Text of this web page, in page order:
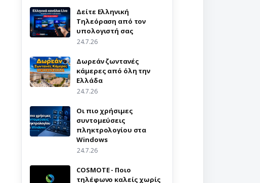
Δείτε Ελληνική
Τηλεόραση από τον
υπολογιστή σας
24.7.26
Δωρεάν ζωντανές
κάμερες από όλη την
Ελλάδα
24.7.26
Οι πιο χρήσιμες
συντομεύσεις
πληκτρολογίου στα
Windows
24.7.26
COSMOTE - Ποιο
τηλέφωνο καλείς χωρίς